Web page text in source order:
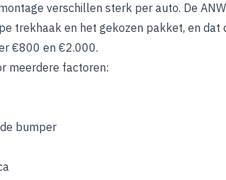
verschillen sterk per auto. De
trekhaak en het gekozen pakket, en dat
€800 en €2.000.
meerdere factoren:
bumper